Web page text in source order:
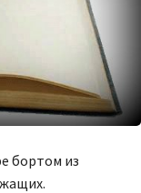
бортом из